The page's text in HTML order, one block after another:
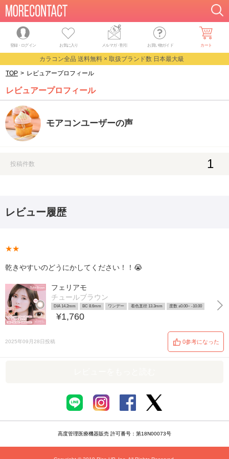
登録・ログイン お気に入り メルマガ・割引 お買い物ガイド カート
カラコン全品 送料無料 × 取扱ブランド数 日本最大級
TOP > レビュアープロフィール
レビュアープロフィール
モアコンユーザーの声
投稿件数 1
レビュー履歴
★★
乾きやすいのどうにかしてください！！😭
フェリアモ
チュールブラウン
DIA 14.2mm BC 8.6mm ワンデー 着色直径 13.3mm 度数 ±0.00~ -10.00
¥1,760
2025年09月28日投稿 0参考になった
高度管理医療機器販売 許可番号：第18N00073号